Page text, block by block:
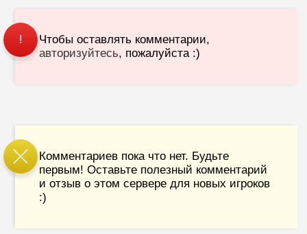
!
Чтобы оставлять комментарии,
авторизуйтесь, пожалуйста :)
Комментариев пока что нет. Будьте
первым! Оставьте полезный комментарий
и отзыв о этом сервере для новых игроков
:)